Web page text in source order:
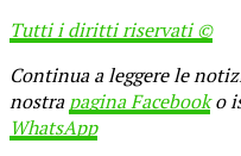
Tutti i diritti riservati ©
Continua a leggere le
nostrapagina Facebooko
WhatsApp